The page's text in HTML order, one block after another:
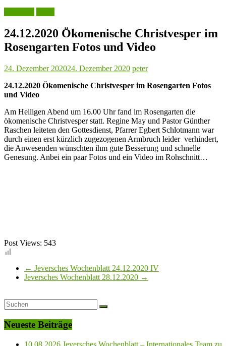
24.12.2020 Ökomenische Christvesper im
Rosengarten Fotos und Video
24. Dezember 202024. Dezember 2020 peter
24.12.2020 Ökomenische Christvesper im Rosengarten Fotos
und Video
Am Heiligen Abend um 16.00 Uhr fand im Rosengarten die
ökomenische Christvesper statt. Regine May und Pastor Günther
Raschen leiteten den Gottesdienst, Pfarrer Egbert Schlotmann war
durch einen erst kürzlich zugezogenen Armbruch leider verhindert,
die Anwesenden wünschten ihm gute Besserung und schnelle
Genesung. Anbei ein paar Fotos und ein Video im Rohschnitt…
Post Views: 543
← Jeversches Wochenblatt 24.12.2020 IV
Jeversches Wochenblatt 28.12.2020 →
Neueste Beiträge
10.08.2026 Jeversches Wochenblatt – Internationales Team zu